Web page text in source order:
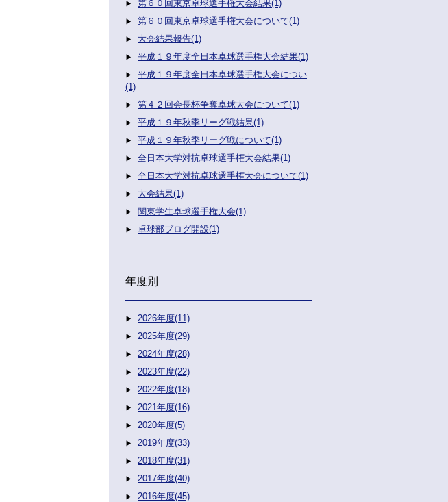
第６０回東京卓球選手権大会結果(1)
第６０回東京卓球選手権大会について(1)
大会結果報告(1)
平成１９年度全日本卓球選手権大会結果(1)
平成１９年度全日本卓球選手権大会につい
(1)
第４２回会長杯争奪卓球大会について(1)
平成１９年秋季リーグ戦結果(1)
平成１９年秋季リーグ戦について(1)
全日本大学対抗卓球選手権大会結果(1)
全日本大学対抗卓球選手権大会について(1)
大会結果(1)
関東学生卓球選手権大会(1)
卓球部ブログ開設(1)
年度別
2026年度(11)
2025年度(29)
2024年度(28)
2023年度(22)
2022年度(18)
2021年度(16)
2020年度(5)
2019年度(33)
2018年度(31)
2017年度(40)
2016年度(45)